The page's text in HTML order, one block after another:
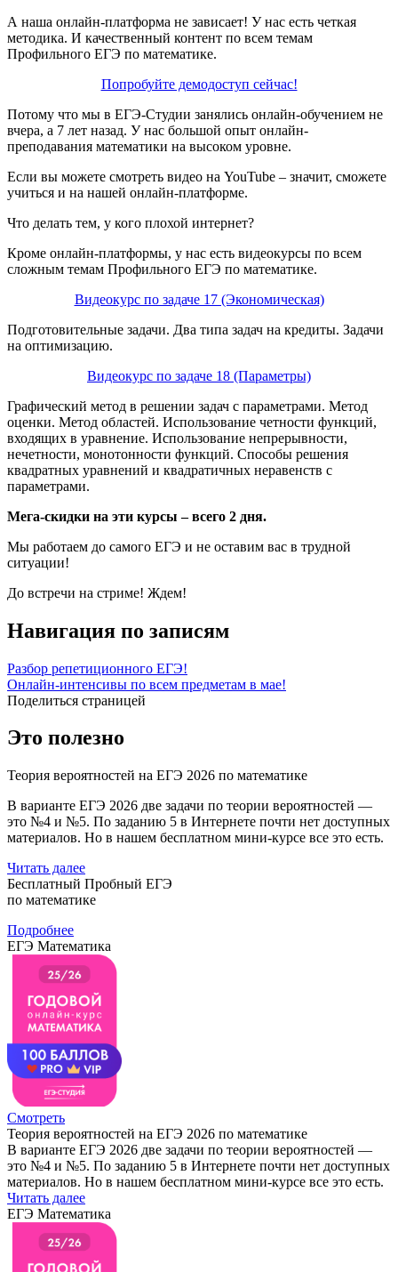
А наша онлайн-платформа не зависает! У нас есть четкая
методика. И качественный контент по всем темам
Профильного ЕГЭ по математике.
Попробуйте демодоступ сейчас!
Потому что мы в ЕГЭ-Студии занялись онлайн-обучением не
вчера, а 7 лет назад. У нас большой опыт онлайн-
преподавания математики на высоком уровне.
Если вы можете смотреть видео на YouTube – значит, сможете
учиться и на нашей онлайн-платформе.
Что делать тем, у кого плохой интернет?
Кроме онлайн-платформы, у нас есть видеокурсы по всем
сложным темам Профильного ЕГЭ по математике.
Видеокурс по задаче 17 (Экономическая)
Подготовительные задачи. Два типа задач на кредиты. Задачи
на оптимизацию.
Видеокурс по задаче 18 (Параметры)
Графический метод в решении задач с параметрами. Метод
оценки. Метод областей. Использование четности функций,
входящих в уравнение. Использование непрерывности,
нечетности, монотонности функций. Способы решения
квадратных уравнений и квадратичных неравенств с
параметрами.
Мега-скидки на эти курсы – всего 2 дня.
Мы работаем до самого ЕГЭ и не оставим вас в трудной
ситуации!
До встречи на стриме! Ждем!
Навигация по записям
Разбор репетиционного ЕГЭ!
Онлайн-интенсивы по всем предметам в мае!
Поделиться страницей
Это полезно
Теория вероятностей на ЕГЭ 2026 по математике
В варианте ЕГЭ 2026 две задачи по теории вероятностей —
это №4 и №5. По заданию 5 в Интернете почти нет доступных
материалов. Но в нашем бесплатном мини-курсе все это есть.
Читать далее
Бесплатный Пробный ЕГЭ
по математике
Подробнее
ЕГЭ Математика
Смотреть
Теория вероятностей на ЕГЭ 2026 по математике
В варианте ЕГЭ 2026 две задачи по теории вероятностей —
это №4 и №5. По заданию 5 в Интернете почти нет доступных
материалов. Но в нашем бесплатном мини-курсе все это есть.
Читать далее
ЕГЭ Математика